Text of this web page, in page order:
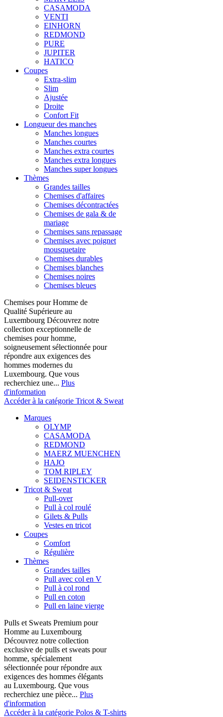
CASAMODA
VENTI
EINHORN
REDMOND
PURE
JUPITER
HATICO
Coupes
Extra-slim
Slim
Ajustée
Droite
Confort Fit
Longueur des manches
Manches longues
Manches courtes
Manches extra courtes
Manches extra longues
Manches super longues
Thèmes
Grandes tailles
Chemises d'affaires
Chemises décontractées
Chemises de gala & de
mariage
Chemises sans repassage
Chemises avec poignet
mousquetaire
Chemises durables
Chemises blanches
Chemises noires
Chemises bleues
Chemises pour Homme de
Qualité Supérieure au
Luxembourg Découvrez notre
collection exceptionnelle de
chemises pour homme,
soigneusement sélectionnée pour
répondre aux exigences des
hommes modernes du
Luxembourg. Que vous
recherchiez une... Plus
d'information
Accéder à la catégorie Tricot & Sweat
Marques
OLYMP
CASAMODA
REDMOND
MAERZ MUENCHEN
HAJO
TOM RIPLEY
SEIDENSTICKER
Tricot & Sweat
Pull-over
Pull à col roulé
Gilets & Pulls
Vestes en tricot
Coupes
Comfort
Régulière
Thèmes
Grandes tailles
Pull avec col en V
Pull à col rond
Pull en coton
Pull en laine vierge
Pulls et Sweats Premium pour
Homme au Luxembourg
Découvrez notre collection
exclusive de pulls et sweats pour
homme, spécialement
sélectionnée pour répondre aux
exigences des hommes élégants
au Luxembourg. Que vous
recherchiez une pièce... Plus
d'information
Accéder à la catégorie Polos & T-shirts